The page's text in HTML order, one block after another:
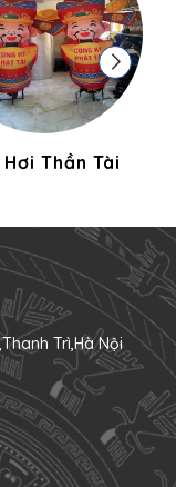
Hơi Thần Tài
Trì,Hà Nội